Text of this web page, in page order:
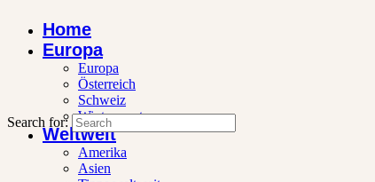
Home
Europa
Europa
Österreich
Schweiz
Wintersport
Weltweit
Amerika
Asien
Search for: